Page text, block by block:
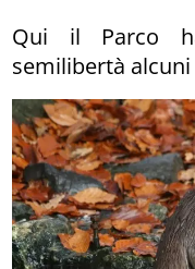
Qui il Parco
semilibertà